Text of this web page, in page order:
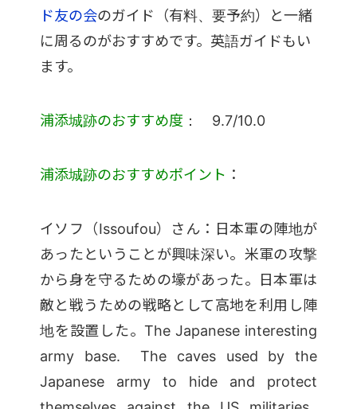
ド友の会のガイド（有料、要予約）と一緒
に周るのがおすすめです。英語ガイドもい
ます。
浦添城跡のおすすめ度 ： 9.7/10.0
浦添城跡のおすすめポイント ：
イソフ（Issoufou）さん：日本軍の陣地が
あったということが興味深い。米軍の攻撃
から身を守るための壕があった。日本軍は
敵と戦うための戦略として高地を利用し陣
地を設置した。The Japanese interesting
army base. The caves used by the
Japanese army to hide and protect